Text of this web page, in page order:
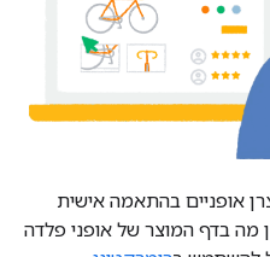
אופניים בהתאמה אישית
מה בדף המוצר של אופני פלדה